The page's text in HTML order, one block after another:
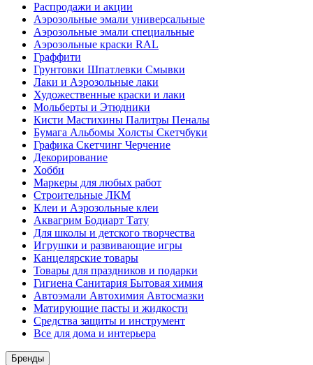
Распродажи и акции
Аэрозольные эмали универсальные
Аэрозольные эмали специальные
Аэрозольные краски RAL
Граффити
Грунтовки Шпатлевки Смывки
Лаки и Аэрозольные лаки
Художественные краски и лаки
Мольберты и Этюдники
Кисти Мастихины Палитры Пеналы
Бумага Альбомы Холсты Скетчбуки
Графика Скетчинг Черчение
Декорирование
Хобби
Маркеры для любых работ
Строительные ЛКМ
Клеи и Аэрозольные клеи
Аквагрим Бодиарт Тату
Для школы и детского творчества
Игрушки и развивающие игры
Канцелярские товары
Товары для праздников и подарки
Гигиена Санитария Бытовая химия
Автоэмали Автохимия Автосмазки
Матирующие пасты и жидкости
Средства защиты и инструмент
Все для дома и интерьера
Бренды